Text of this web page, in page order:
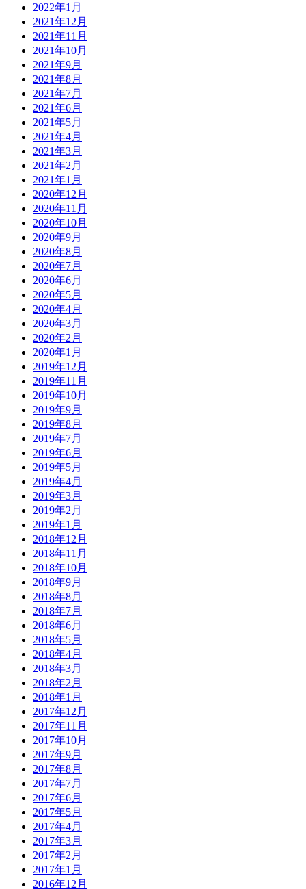
2022年1月
2021年12月
2021年11月
2021年10月
2021年9月
2021年8月
2021年7月
2021年6月
2021年5月
2021年4月
2021年3月
2021年2月
2021年1月
2020年12月
2020年11月
2020年10月
2020年9月
2020年8月
2020年7月
2020年6月
2020年5月
2020年4月
2020年3月
2020年2月
2020年1月
2019年12月
2019年11月
2019年10月
2019年9月
2019年8月
2019年7月
2019年6月
2019年5月
2019年4月
2019年3月
2019年2月
2019年1月
2018年12月
2018年11月
2018年10月
2018年9月
2018年8月
2018年7月
2018年6月
2018年5月
2018年4月
2018年3月
2018年2月
2018年1月
2017年12月
2017年11月
2017年10月
2017年9月
2017年8月
2017年7月
2017年6月
2017年5月
2017年4月
2017年3月
2017年2月
2017年1月
2016年12月